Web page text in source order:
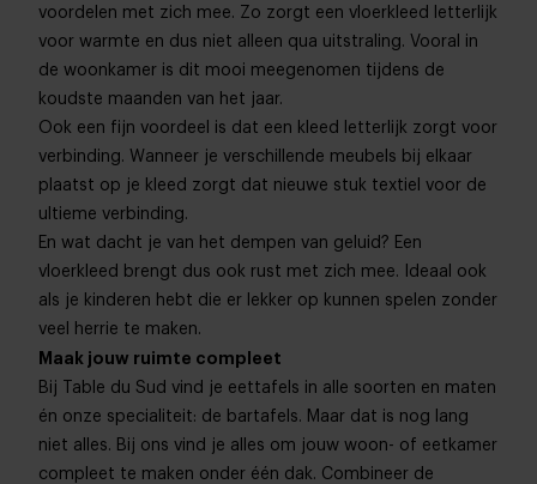
voordelen met zich mee. Zo zorgt een vloerkleed letterlijk
voor warmte en dus niet alleen qua uitstraling. Vooral in
de woonkamer is dit mooi meegenomen tijdens de
koudste maanden van het jaar.
Ook een fijn voordeel is dat een kleed letterlijk zorgt voor
verbinding. Wanneer je verschillende meubels bij elkaar
plaatst op je kleed zorgt dat nieuwe stuk textiel voor de
ultieme verbinding.
En wat dacht je van het dempen van geluid? Een
vloerkleed brengt dus ook rust met zich mee. Ideaal ook
als je kinderen hebt die er lekker op kunnen spelen zonder
veel herrie te maken.
Maak jouw ruimte compleet
Bij Table du Sud vind je eettafels in alle soorten en maten
én onze specialiteit: de bartafels. Maar dat is nog lang
niet alles. Bij ons vind je alles om jouw woon- of eetkamer
compleet te maken onder één dak. Combineer de